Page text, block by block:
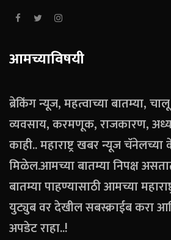
आमच्याविषयी
ब्रेकिंग न्यूज, महत्वाच्या बातम्या,
व्यवसाय, करमणूक, राजकारण,
काही.. महाराष्ट्र खबर न्यूज
मिळेल.आमच्या बातम्या निपक्ष
बातम्या पाहण्यासाठी आमच्या
युट्युब वर देखील सबस्क्राईब करा
अपडेट राहा..!